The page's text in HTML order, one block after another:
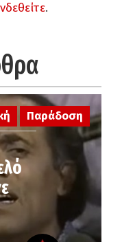
.
Παράδοση